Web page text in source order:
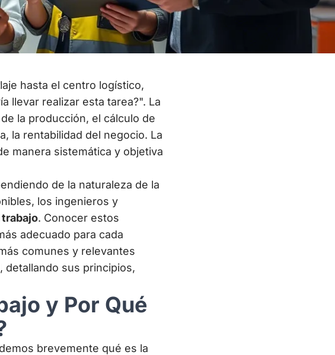
hasta el centro logístico,
llevar realizar esta tarea?". La
la producción, el cálculo de
la rentabilidad del negocio. La
manera sistemática y objetiva
de la naturaleza de la
los ingenieros y
. Conocer estos
adecuado para cada
comunes y relevantes
detallando sus principios,
y Por Qué
brevemente qué es la